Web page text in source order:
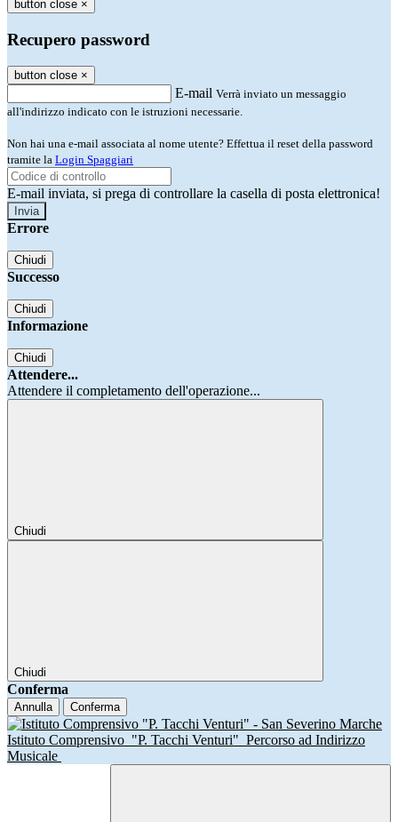
button close ×
Recupero password
button close ×
E-mail Verrà inviato un messaggio
all'indirizzo indicato con le istruzioni necessarie.
Non hai una e-mail associata al nome utente? Effettua il reset della password
tramite la Login Spaggiari
E-mail inviata, si prega di controllare la casella di posta elettronica!
Errore
Chiudi
Successo
Chiudi
Informazione
Chiudi
Attendere...
Attendere il completamento dell'operazione...
Chiudi
Chiudi
Conferma
Annulla Conferma
Istituto Comprensivo "P. Tacchi Venturi" Percorso ad Indirizzo
Musicale